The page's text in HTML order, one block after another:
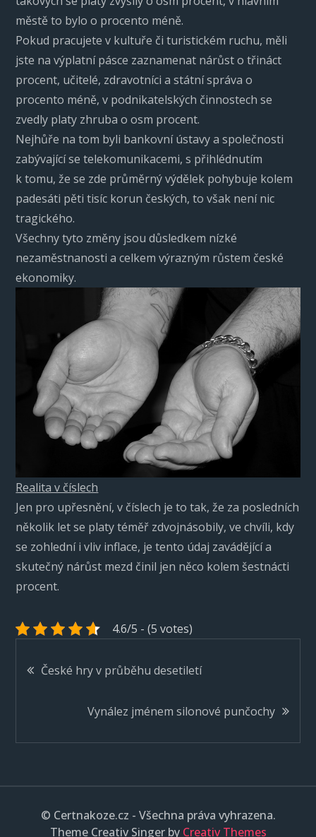
městě to bylo o procento méně.
Pokud pracujete v kultuře či turistickém ruchu, měli
jste na výplatní pásce zaznamenat nárůst o třináct
procent, učitelé, zdravotníci a státní správa o
procento méně, v podnikatelských činnostech se
zvedly platy zhruba o osm procent.
Nejhůře na tom byli bankovní ústavy a společnosti
zabývající se telekomunikacemi, s přihlédnutím
k tomu, že se zde průměrný výdělek pohybuje kolem
padesáti pěti tisíc korun českých, to však není nic
tragického.
Všechny tyto změny jsou důsledkem nízké
nezaměstnanosti a celkem výrazným růstem české
ekonomiky.
Realita v číslech
Jen pro upřesnění, v číslech je to tak, že za posledních
několik let se platy téměř zdvojnásobily, ve chvíli, kdy
se zohlední i vliv inflace, je tento údaj zavádějící a
skutečný nárůst mezd činil jen něco kolem šestnácti
procent.
4.6/5 - (5 votes)
Navigace
příspěvek
České hry v průběhu desetiletí
Vynález jménem silonové punčochy
© Certnakoze.cz - Všechna práva vyhrazena.
Theme Creativ Singer by Creativ Themes